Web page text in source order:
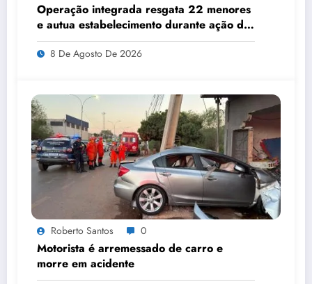
Operação integrada resgata 22 menores
e autua estabelecimento durante ação de
segurança pública
8 De Agosto De 2026
Roberto Santos 0
Motorista é arremessado de carro e
morre em acidente